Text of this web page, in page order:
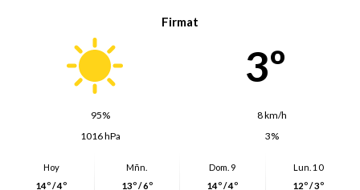
Firmat
3º
95%
8 km/h
1016 hPa
3%
Hoy
14º / 4º
Mñn.
13º / 6º
Dom. 9
14º / 4º
Lun. 10
12º / 3º